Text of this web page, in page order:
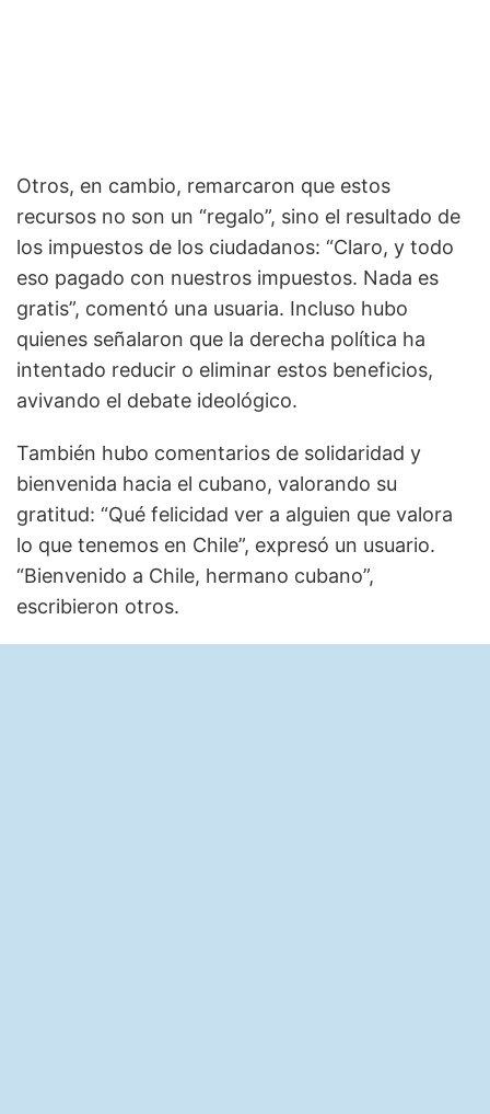
Otros, en cambio, remarcaron que estos
recursos no son un “regalo”, sino el resultado de
los impuestos de los ciudadanos: “Claro, y todo
eso pagado con nuestros impuestos. Nada es
gratis”, comentó una usuaria. Incluso hubo
quienes señalaron que la derecha política ha
intentado reducir o eliminar estos beneficios,
avivando el debate ideológico.
También hubo comentarios de solidaridad y
bienvenida hacia el cubano, valorando su
gratitud: “Qué felicidad ver a alguien que valora
lo que tenemos en Chile”, expresó un usuario.
“Bienvenido a Chile, hermano cubano”,
escribieron otros.